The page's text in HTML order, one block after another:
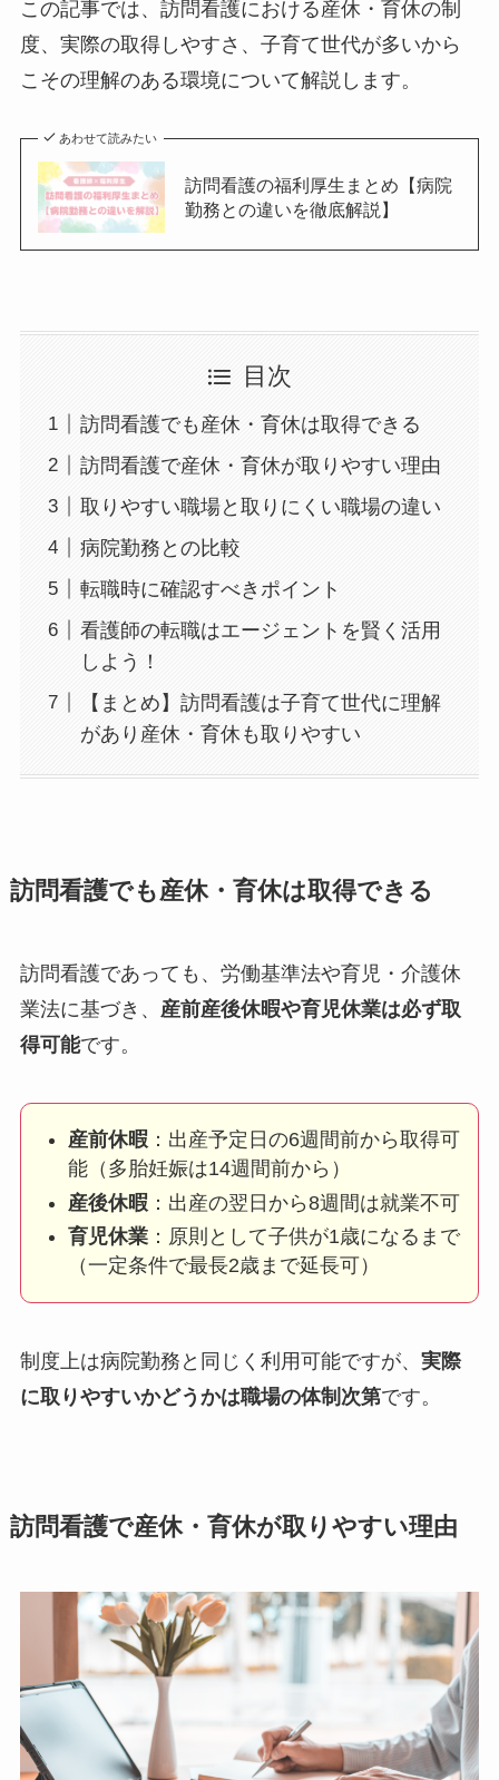
この記事では、訪問看護における産休・育休の制
度、実際の取得しやすさ、子育て世代が多いから
こその理解のある環境について解説します。
あわせて読みたい
訪問看護の福利厚生まとめ【病院
勤務との違いを徹底解説】
目次
訪問看護でも産休・育休は取得できる
訪問看護で産休・育休が取りやすい理由
取りやすい職場と取りにくい職場の違い
病院勤務との比較
転職時に確認すべきポイント
看護師の転職はエージェントを賢く活用
しよう！
【まとめ】訪問看護は子育て世代に理解
があり産休・育休も取りやすい
訪問看護でも産休・育休は取得できる
訪問看護であっても、労働基準法や育児・介護休
業法に基づき、 産前産後休暇や育児休業は必ず取
得可能です。
産前休暇 ：出産予定日の6週間前から取得可
能（多胎妊娠は14週間前から）
産後休暇 ：出産の翌日から8週間は就業不可
育児休業：原則として子供が1歳になるまで
（一定条件で最長2歳まで延長可）
制度上は病院勤務と同じく利用可能ですが、 実際
に取りやすいかどうかは職場の体制次第です。
訪問看護で産休・育休が取りやすい理由